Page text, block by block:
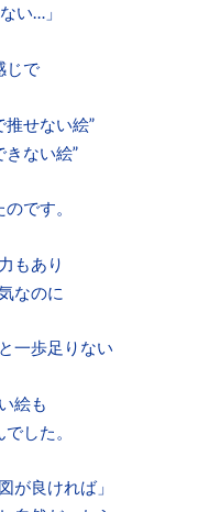
い…」
じで
推せない絵”
きない絵”
です。
もあり
なのに
一歩足りない
絵も
した。
が良ければ」